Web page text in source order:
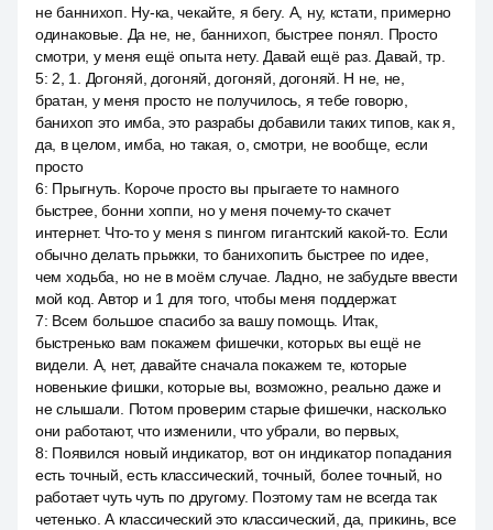
не баннихоп. Ну-ка, чекайте, я бегу. А, ну, кстати, примерно
одинаковые. Да не, не, баннихоп, быстрее понял. Просто
смотри, у меня ещё опыта нету. Давай ещё раз. Давай, тр.
5: 2, 1. Догоняй, догоняй, догоняй, догоняй. Н не, не,
братан, у меня просто не получилось, я тебе говорю,
банихоп это имба, это разрабы добавили таких типов, как я,
да, в целом, имба, но такая, о, смотри, не вообще, если
просто
6: Прыгнуть. Короче просто вы прыгаете то намного
быстрее, бонни хоппи, но у меня почему-то скачет
интернет. Что-то у меня s пингом гигантский какой-то. Если
обычно делать прыжки, то банихопить быстрее по идее,
чем ходьба, но не в моём случае. Ладно, не забудьте ввести
мой код. Автор и 1 для того, чтобы меня поддержат.
7: Всем большое спасибо за вашу помощь. Итак,
быстренько вам покажем фишечки, которых вы ещё не
видели. А, нет, давайте сначала покажем те, которые
новенькие фишки, которые вы, возможно, реально даже и
не слышали. Потом проверим старые фишечки, насколько
они работают, что изменили, что убрали, во первых,
8: Появился новый индикатор, вот он индикатор попадания
есть точный, есть классический, точный, более точный, но
работает чуть чуть по другому. Поэтому там не всегда так
четенько. А классический это классический, да, прикинь, все